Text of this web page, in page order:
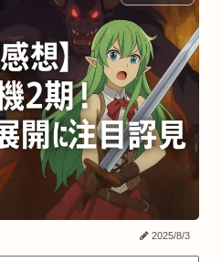
2025/8/3